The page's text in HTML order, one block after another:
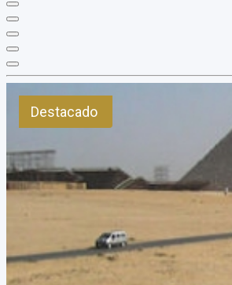
Destacado